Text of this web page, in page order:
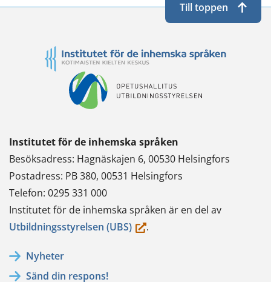
Institutet för de inhemska språken
Besöksadress: Hagnäskajen 6, 00530 Helsingfors
Postadress: PB 380, 00531 Helsingfors
Telefon: 0295 331 000
Institutet för de inhemska språken är en del av
Utbildningsstyrelsen (UBS)(du.
Nyheter
Sänd din respons!
Till toppen